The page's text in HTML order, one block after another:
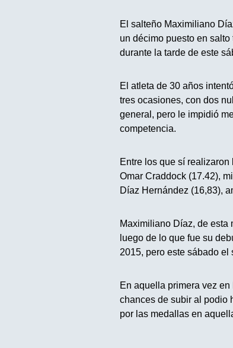
El salteño Maximiliano
un décimo puesto en
durante la tarde de este
El atleta de 30 años
tres ocasiones, con dos
general, pero le impidió
competencia.
Entre los que sí
Omar Craddock (17.42),
Díaz Hernández (16,83),
Maximiliano Díaz, de esta
luego de lo que fue su
2015, pero este sábado
En aquella primera vez
chances de subir al podio
por las medallas en